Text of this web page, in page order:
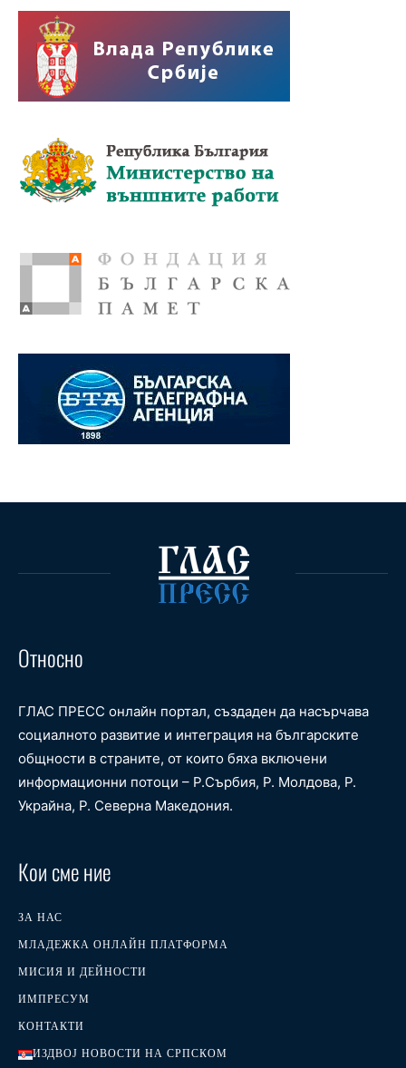
Относно
ГЛАС ПРЕСС онлайн портал, създаден да насърчава
социалното развитие и интеграция на българските
общности в страните, от които бяха включени
информационни потоци – Р.Сърбия, Р. Молдова, Р.
Украйна, Р. Северна Македония.
Кои сме ние
ЗА НАС
МЛАДЕЖКА ОНЛАЙН ПЛАТФОРМА
МИСИЯ И ДЕЙНОСТИ
ИМПРЕСУМ
КОНТАКТИ
ИЗДВОЈ НОВОСТИ НА СРПСКОМ